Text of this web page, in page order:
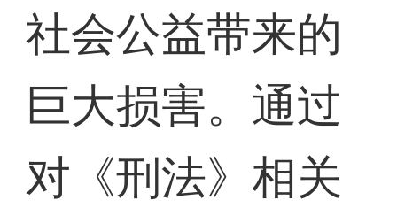
社会公益带来的
巨大损害。通过
对《刑法》相关